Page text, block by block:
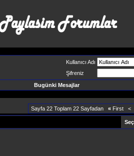
Kullanıcı Adı
Şifreniz
Bugünki Mesajlar
Sayfa 22 Toplam 22 Sayfadan « First <